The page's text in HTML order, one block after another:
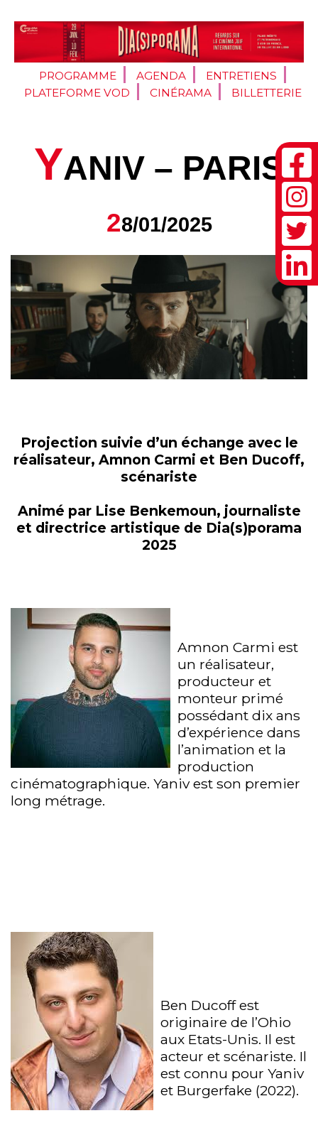
PROGRAMME AGENDA
ENTRETIENS
PLATEFORME VOD
CINÉRAMA BILLETTERIE
YANIV – PARIS
28/01/2025
Projection suivie d’un échange avec le
réalisateur, Amnon Carmi et Ben Ducoff,
scénariste
Animé par Lise Benkemoun, journaliste
et directrice artistique de Dia(s)porama
2025
Amnon Carmi est
un réalisateur,
producteur et
monteur primé
possédant dix ans
d’expérience dans
l’animation et la
production
cinématographique. Yaniv est son premier
long métrage.
Ben Ducoff est
originaire de l’Ohio
aux Etats-Unis. Il est
acteur et scénariste. Il
est connu pour Yaniv
et Burgerfake (2022).